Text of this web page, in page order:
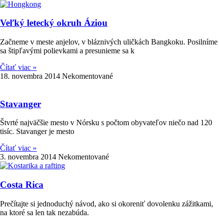
Veľký letecký okruh Áziou
Začneme v meste anjelov, v bláznivých uličkách Bangkoku. Posilníme
sa štipľavými polievkami a presunieme sa k
Čítať viac »
18. novembra 2014 Nekomentované
Stavanger
Štvrté najväčšie mesto v Nórsku s počtom obyvateľov niečo nad 120
tisíc. Stavanger je mesto
Čítať viac »
3. novembra 2014 Nekomentované
Costa Rica
Prečítajte si jednoduchý návod, ako si okoreniť dovolenku zážitkami,
na ktoré sa len tak nezabúda.